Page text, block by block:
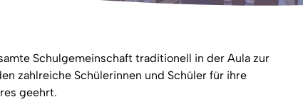
Schulgemeinschaft traditionell in der Aula zur
zahlreiche Schülerinnen und Schüler für ihre
geehrt.